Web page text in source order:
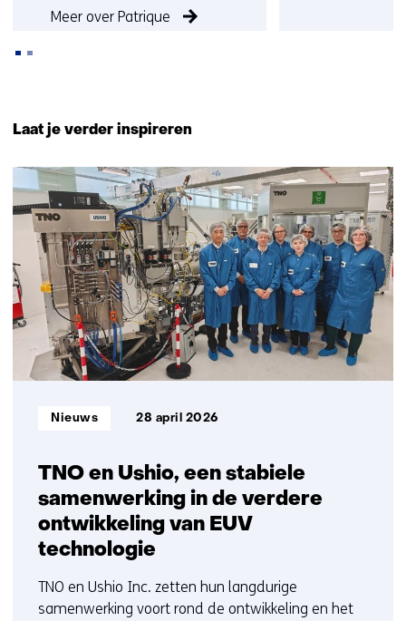
Meer over Patrique
(Neem
contact
met
ons
op)
Laat je verder inspireren
10
resultaten,
getoond
1
t/m
5
TNO en Ushio, een stabiele
samenwerking in de verdere
ontwikkeling van EUV
technologie
Informatietype:
Nieuws 28 april 2026
TNO en Ushio Inc. zetten hun langdurige
samenwerking voort rond de ontwikkeling en het